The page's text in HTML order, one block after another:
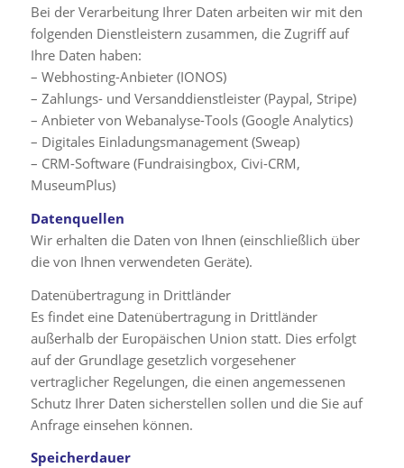
Bei der Verarbeitung Ihrer Daten arbeiten wir mit den
folgenden Dienstleistern zusammen, die Zugriff auf
Ihre Daten haben:
– Webhosting-Anbieter (IONOS)
– Zahlungs- und Versanddienstleister (Paypal, Stripe)
– Anbieter von Webanalyse-Tools (Google Analytics)
– Digitales Einladungsmanagement (Sweap)
– CRM-Software (Fundraisingbox, Civi-CRM,
MuseumPlus)
Datenquellen
Wir erhalten die Daten von Ihnen (einschließlich über
die von Ihnen verwendeten Geräte).
Datenübertragung in Drittländer
Es findet eine Datenübertragung in Drittländer
außerhalb der Europäischen Union statt. Dies erfolgt
auf der Grundlage gesetzlich vorgesehener
vertraglicher Regelungen, die einen angemessenen
Schutz Ihrer Daten sicherstellen sollen und die Sie auf
Anfrage einsehen können.
Speicherdauer